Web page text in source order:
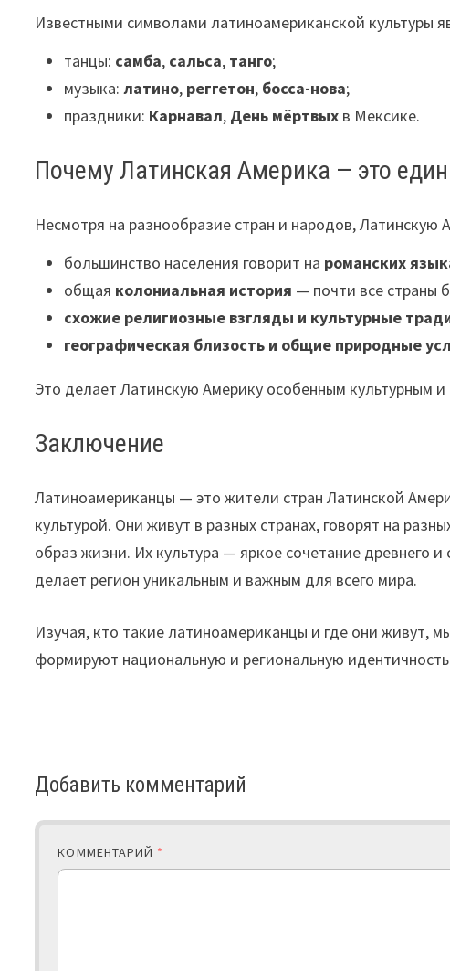
Известными символами латиноамериканской культуры
танцы: самба, сальса, танго;
музыка:латино, реггетон, босса-нова;
праздники: Карнавал, День мёртвых в Мексике.
Почему Латинская Америка — это
Несмотря на разнообразие стран и народов,
большинство населения говорит на романских
общая колониальная история — почти все страны
схожие религиозные взгляды и культурные
географическая близость и общие природные
Это делает Латинскую Америку особенным культурным
Заключение
Латиноамериканцы — это жители стран Латинской
культурой. Они живут в разных странах, говорят на
образ жизни. Их культура — яркое сочетание древнего
делает регион уникальным и важным для всего мира.
Изучая, кто такие латиноамериканцы и где они живут,
формируют национальную и региональную
Добавить комментарий
КОММЕНТАРИЙ *